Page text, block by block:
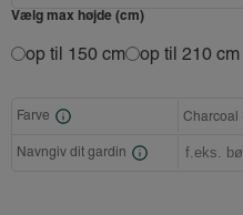
Vælg max højde (cm)
op til 150 cm op til 210 cm
Farve Charcoal
Navngiv dit gardin